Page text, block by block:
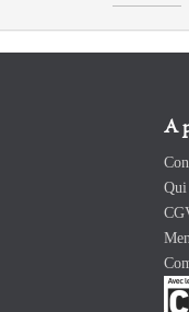
A
Qui